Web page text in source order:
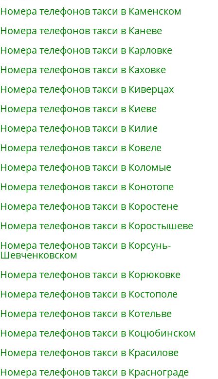
Номера телефонов такси в Каменском
Номера телефонов такси в Каневе
Номера телефонов такси в Карловке
Номера телефонов такси в Каховке
Номера телефонов такси в Киверцах
Номера телефонов такси в Киеве
Номера телефонов такси в Килие
Номера телефонов такси в Ковеле
Номера телефонов такси в Коломые
Номера телефонов такси в Конотопе
Номера телефонов такси в Коростене
Номера телефонов такси в Коростышеве
Номера телефонов такси в Корсунь-
Шевченковском
Номера телефонов такси в Корюковке
Номера телефонов такси в Костополе
Номера телефонов такси в Котельве
Номера телефонов такси в Коцюбинском
Номера телефонов такси в Красилове
Номера телефонов такси в Краснограде